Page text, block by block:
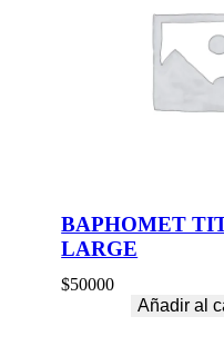
BAPHOMET
LARGE
$50000
Añadir al